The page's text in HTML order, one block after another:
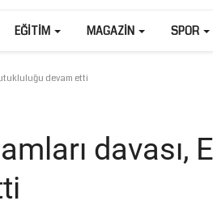
EĞITIM MAGAZIN SPOR
devam etti
davası,